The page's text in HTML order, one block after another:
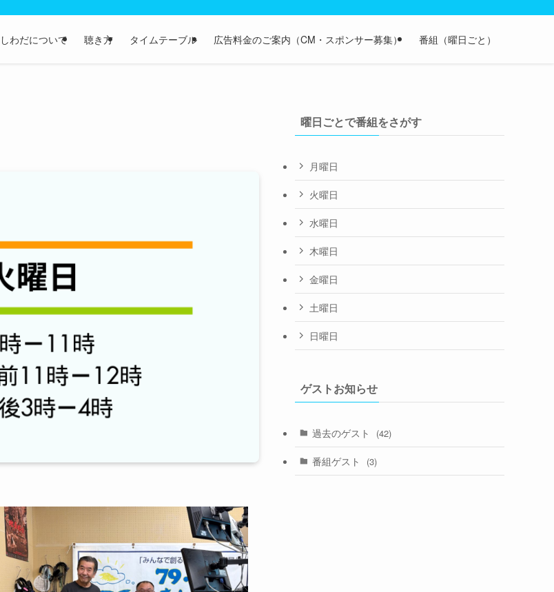
わだについて 聴き方 タイムテーブル 広告料金のご案内（CM・スポンサー募集） 番組（曜日ごと）
曜日ごとで番組をさがす
月曜日
火曜日
水曜日
木曜日
金曜日
土曜日
日曜日
ゲストお知らせ
過去のゲスト (42)
番組ゲスト (3)